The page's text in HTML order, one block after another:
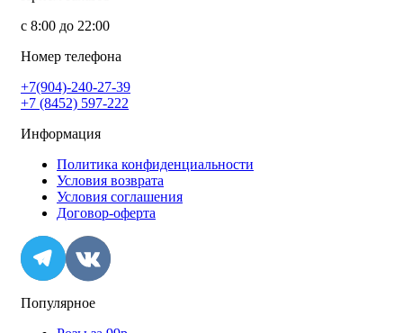
с 8:00 до 22:00
Номер телефона
+7(904)-240-27-39
+7 (8452) 597-222
Информация
Политика конфиденциальности
Условия возврата
Условия соглашения
Договор-оферта
Популярное